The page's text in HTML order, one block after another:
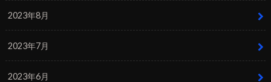
2023年8月
2023年7月
2023年6月